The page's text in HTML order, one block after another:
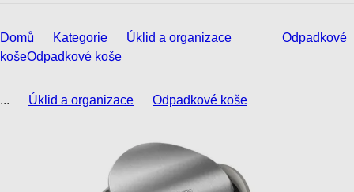
Domů Kategorie Úklid a organizace
Odpadkové
košeOdpadkové koše
... Úklid a organizace Odpadkové koše